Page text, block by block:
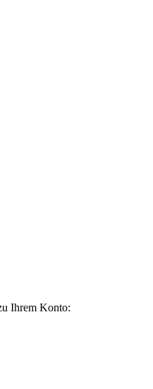
Ihrem Konto: